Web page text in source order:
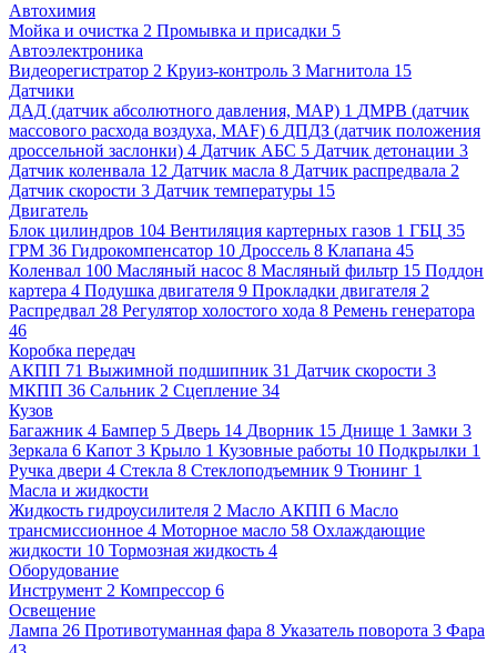
Автохимия
Мойка и очистка 2 Промывка и присадки 5
Автоэлектроника
Видеорегистратор 2 Круиз-контроль 3 Магнитола 15
Датчики
ДАД (датчик абсолютного давления, MAP) 1 ДМРВ (датчик
массового расхода воздуха, MAF) 6 ДПДЗ (датчик положения
дроссельной заслонки) 4 Датчик АБС 5 Датчик детонации 3
Датчик коленвала 12 Датчик масла 8 Датчик распредвала 2
Датчик скорости 3 Датчик температуры 15
Двигатель
Блок цилиндров 104 Вентиляция картерных газов 1 ГБЦ 35
ГРМ 36 Гидрокомпенсатор 10 Дроссель 8 Клапана 45
Коленвал 100 Масляный насос 8 Масляный фильтр 15 Поддон
картера 4 Подушка двигателя 9 Прокладки двигателя 2
Распредвал 28 Регулятор холостого хода 8 Ремень генератора
46
Коробка передач
АКПП 71 Выжимной подшипник 31 Датчик скорости 3
МКПП 36 Сальник 2 Сцепление 34
Кузов
Багажник 4 Бампер 5 Дверь 14 Дворник 15 Днище 1 Замки 3
Зеркала 6 Капот 3 Крыло 1 Кузовные работы 10 Подкрылки 1
Ручка двери 4 Стекла 8 Стеклоподъемник 9 Тюнинг 1
Масла и жидкости
Жидкость гидроусилителя 2 Масло АКПП 6 Масло
трансмиссионное 4 Моторное масло 58 Охлаждающие
жидкости 10 Тормозная жидкость 4
Оборудование
Инструмент 2 Компрессор 6
Освещение
Лампа 26 Противотуманная фара 8 Указатель поворота 3 Фара